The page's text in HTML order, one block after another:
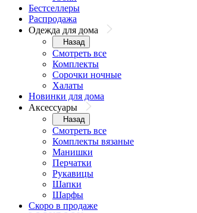
Бестселлеры
Распродажа
Одежда для дома
Назад
Смотреть все
Комплекты
Сорочки ночные
Халаты
Новинки для дома
Аксессуары
Назад
Смотреть все
Комплекты вязаные
Манишки
Перчатки
Рукавицы
Шапки
Шарфы
Скоро в продаже